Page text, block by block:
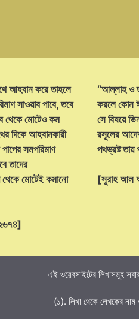
আহবান করে তাহলে
সাওয়াব পাবে, তবে
থেকে মোটেও কম
দিকে আহবানকারী
সমপরিমাণ
তাদের
মোটেই কমানো
“আল্লাহ ও
করলে কোন
সে বিষয়ে
রসূলের
পথভ্রষ্ট
[সূরাহ আল
এই ওয়েবসাইটের লিখাসমূহ
(১). লিখা থেকে লেখকের নাম